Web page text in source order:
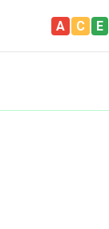
A C E